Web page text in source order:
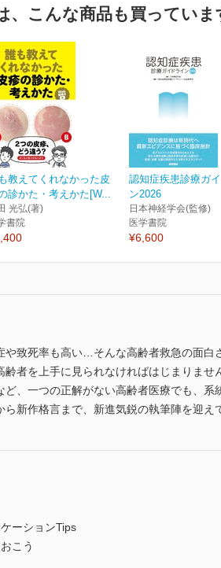
、こんな商品も買っていま
教えてくれなかった皮
診かた・考えかた[W...
光弘(著)
書院
認知症疾患診療ガ
ン2026
日本神経学会(監修)
医学書院
¥6,600
致死率も高い…そんな高齢者救急の面白
齢者を上手に見られなければはじまりませ
ど、一つの正解がない高齢者医療でも、系
ら新作格言まで、新進気鋭の執筆陣を迎え
ーションTips
こう